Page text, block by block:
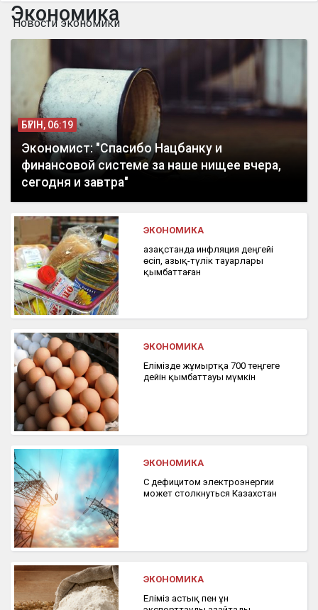
бүгін, 09:44
Еліміздің бірнеше өңірінде ауа райына байланысты ескерту
Экономика
Новости экономики
БҮГІН, 06:19
Экономист: "Спасибо Нацбанку и
финансовой системе за наше нищее вчера,
сегодня и завтра"
ЭКОНОМИКА
Қазақстанда инфляция деңгейі
өсіп, азық-түлік тауарлары
қымбаттаған
ЭКОНОМИКА
Елімізде жұмыртқа 700 теңгеге
дейін қымбаттауы мүмкін
ЭКОНОМИКА
С дефицитом электроэнергии
может столкнуться Казахстан
ЭКОНОМИКА
Еліміз астық пен ұн